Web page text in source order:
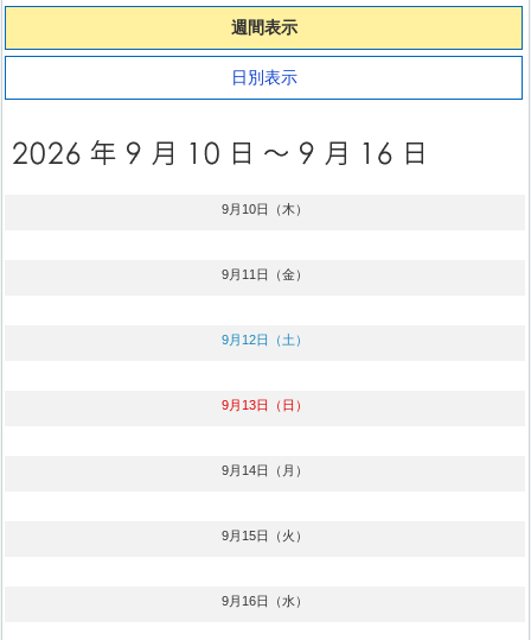
週間表示
日別表示
9月10日（木）
9月11日（金）
9月12日（土）
9月13日（日）
9月14日（月）
9月15日（火）
9月16日（水）